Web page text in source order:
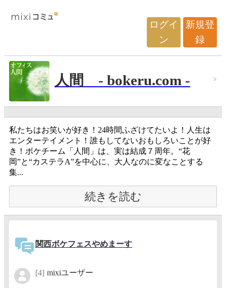
ログイ
ン
新規登
録
人間 - bokeru.com -
私たちはお笑いが好き！24時間ふざけてたいよ！人生は
エンターテイメント！誰もしてないおもしろいことが好
き！ボケチーム「人間」は、実は結成７周年。“花
岡”と“カステラA”を中心に、大人なのに変なことする
集...
続きを読む
関西ボケフェスやめまーす
[4] mixiユーザー